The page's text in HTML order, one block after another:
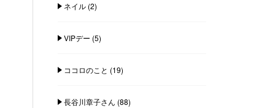
ネイル(2)
VIPデー (5)
ココロのこと (19)
長谷川章子さん (88)